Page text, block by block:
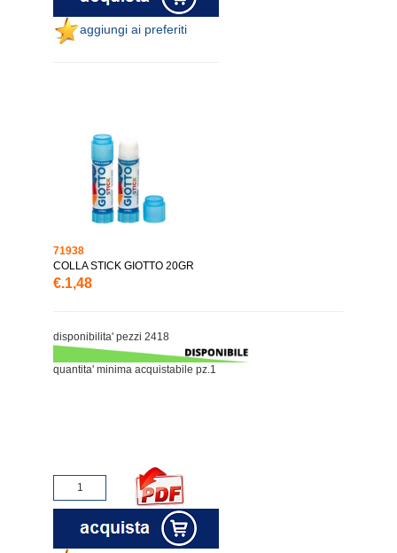
aggiungi ai preferiti
71938
COLLA STICK GIOTTO 20GR
€.1,48
disponibilita' pezzi 2418
quantita' minima acquistabile pz.1